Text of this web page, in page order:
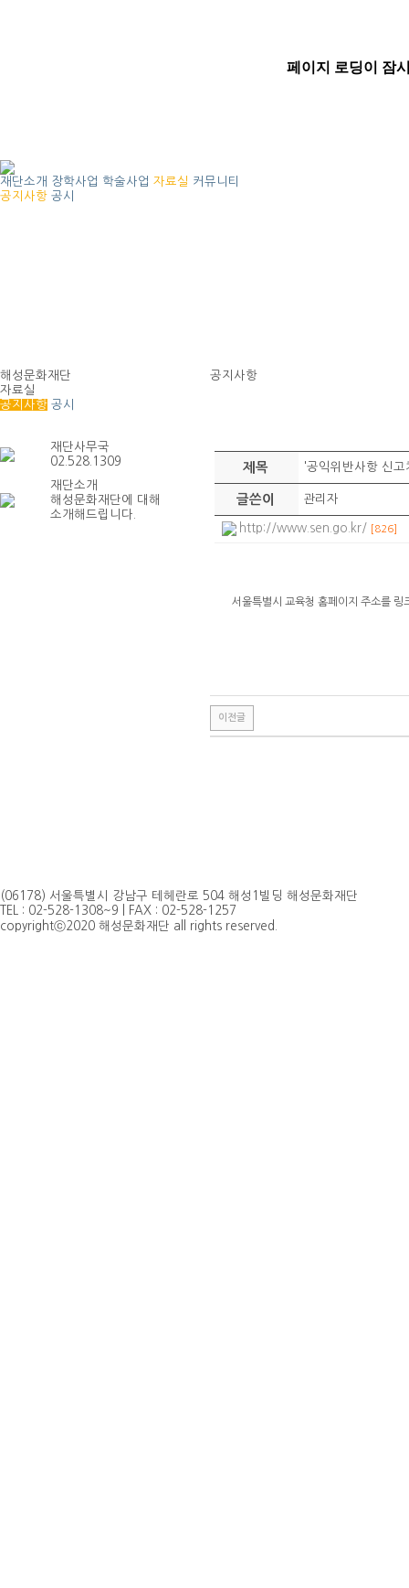
재단소개 장학사업 학술사업 자료실 커뮤니티
공지사항 공시
해성문화재단
자료실
공지사항 공시
재단사무국
02.528.1309
재단소개
해성문화재단에 대해
소개해드립니다.
공지사항
제목 '공익위반사항 신고
글쓴이 관리자
http://www.sen.go.kr/ [826]
서울특별시 교육청 홈페이지 주소를 링
이전글
(06178) 서울특별시 강남구 테헤란로 504 해성1빌딩 해성문화재단
TEL : 02-528-1308~9 | FAX : 02-528-1257
copyrightⓒ2020 해성문화재단 all rights reserved.